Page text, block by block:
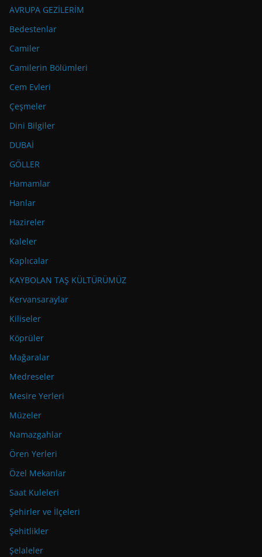
AVRUPA GEZİLERİM
Bedestenlar
Camiler
Camilerin Bölümleri
Cem Evleri
Çeşmeler
Dini Bilgiler
DUBAİ
GÖLLER
Hamamlar
Hanlar
Hazireler
Kaleler
Kaplıcalar
KAYBOLAN TAŞ KÜLTÜRÜMÜZ
Kervansaraylar
Kiliseler
Köprüler
Mağaralar
Medreseler
Mesire Yerleri
Müzeler
Namazgahlar
Ören Yerleri
Özel Mekanlar
Saat Kuleleri
Şehirler ve İlçeleri
Şehitlikler
Şelaleler